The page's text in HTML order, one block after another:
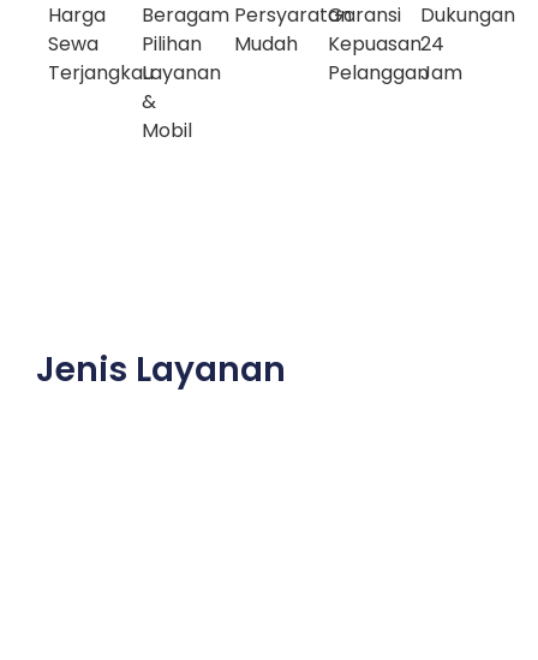
Harga
Sewa
Terjangkau
Beragam
Pilihan
Layanan
&
Mobil
Persyaratan
Mudah
Garansi
Kepuasan
Pelanggan
Dukungan
24
Jam
Jenis Layanan